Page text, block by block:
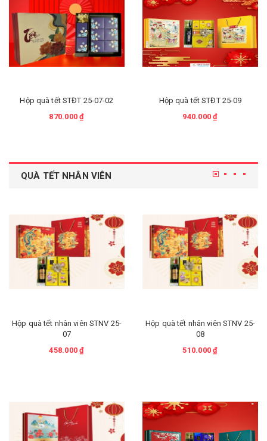
Hộp quà tết STĐT 25-07-02
870.000 ₫
Hộp quà tết STĐT 25-09
940.000 ₫
QUÀ TẾT NHÂN VIÊN
Hộp quà tết nhân viên STNV 25-
07
458.000 ₫
Hộp quà tết nhân viên STNV 25-
08
510.000 ₫